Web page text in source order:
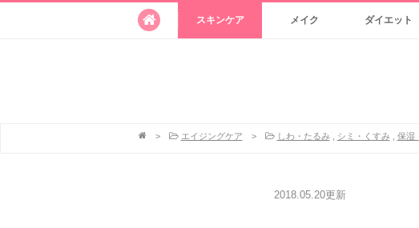
スキンケア メイク ダイエット
> エイジングケア > しわ・たるみ, シミ・くすみ, 保湿
2018.05.20更新